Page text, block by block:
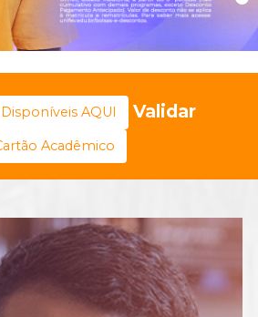
Disponíveis AQUI Validar
Acadêmico